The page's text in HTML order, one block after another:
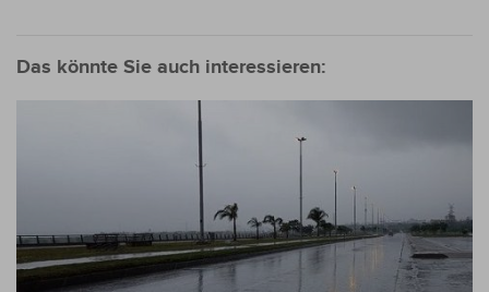
fehlender
Das könnte Sie auch interessieren: